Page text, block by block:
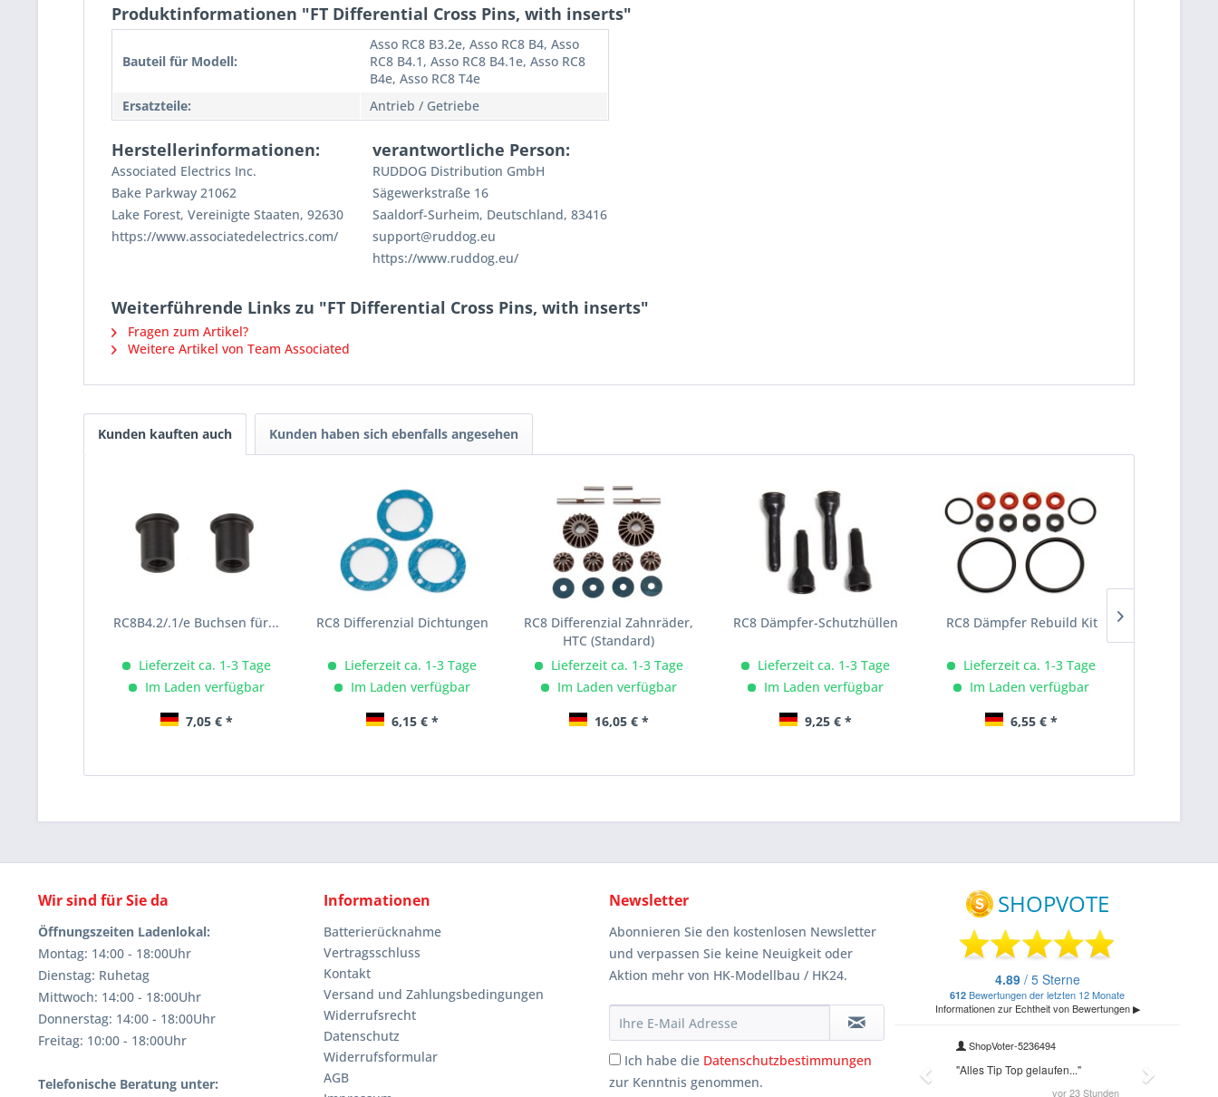
Produktinformationen "FT Differential Cross Pins, with inserts"
Bauteil für Modell:
Asso RC8 B3.2e, Asso RC8 B4, Asso
RC8 B4.1, Asso RC8 B4.1e, Asso RC8
B4e, Asso RC8 T4e
Ersatzteile:
Antrieb / Getriebe
Herstellerinformationen:
Associated Electrics Inc.
Bake Parkway 21062
Lake Forest, Vereinigte Staaten, 92630
https://www.associatedelectrics.com/
verantwortliche Person:
RUDDOG Distribution GmbH
Sägewerkstraße 16
Saaldorf-Surheim, Deutschland, 83416
support@ruddog.eu
https://www.ruddog.eu/
Weiterführende Links zu "FT Differential Cross Pins, with inserts"
Fragen zum Artikel?
Weitere Artikel von Team Associated
Kunden kauften auch Kunden haben sich ebenfalls angesehen
RC8B4.2/.1/e Buchsen für...
Lieferzeit ca. 1-3 Tage
Im Laden verfügbar
7,05 € *
RC8 Differenzial Dichtungen
Lieferzeit ca. 1-3 Tage
Im Laden verfügbar
6,15 € *
RC8 Differenzial Zahnräder,
HTC (Standard)
Lieferzeit ca. 1-3 Tage
Im Laden verfügbar
16,05 € *
RC8 Dämpfer-Schutzhüllen
Lieferzeit ca. 1-3 Tage
Im Laden verfügbar
9,25 € *
RC8 Dämpfer Rebuild Kit
Lieferzeit ca. 1-3 Tage
Im Laden verfügbar
6,55 € *
Wir sind für Sie da
Öffnungszeiten Ladenlokal:
Montag: 14:00 - 18:00Uhr
Dienstag: Ruhetag
Mittwoch: 14:00 - 18:00Uhr
Donnerstag: 14:00 - 18:00Uhr
Freitag: 10:00 - 18:00Uhr
Telefonische Beratung unter:
Informationen
Batterierücknahme
Vertragsschluss
Kontakt
Versand und Zahlungsbedingungen
Widerrufsrecht
Datenschutz
Widerrufsformular
AGB
Newsletter
Abonnieren Sie den kostenlosen Newsletter
und verpassen Sie keine Neuigkeit oder
Aktion mehr von HK-Modellbau / HK24.
Ich habe die Datenschutzbestimmungen
zur Kenntnis genommen.